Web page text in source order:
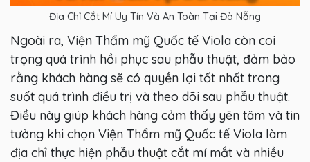
Địa Chỉ Cắt Mí Uy Tín Và An Toàn Tại Đà Nẵng
Ngoài ra, Viện Thẩm mỹ Quốc tế Viola còn coi
trọng quá trình hồi phục sau phẫu thuật, đảm bảo
rằng khách hàng sẽ có quyền lợi tốt nhất trong
suốt quá trình điều trị và theo dõi sau phẫu thuật.
Điều này giúp khách hàng cảm thấy yên tâm và tin
tưởng khi chọn Viện Thẩm mỹ Quốc tế Viola làm
địa chỉ thực hiện phẫu thuật cắt mí mắt và nhiều